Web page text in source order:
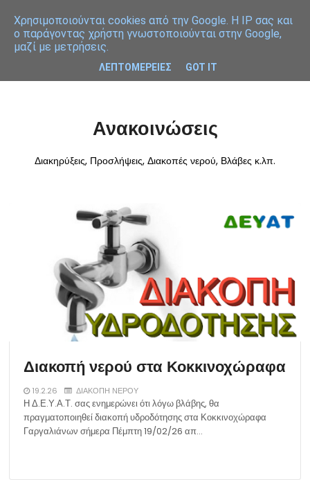
Ανακοινώσεις
Διακηρύξεις, Προσλήψεις, Διακοπές νερού, Βλάβες κ.λπ.
Διακοπή νερού στα Κοκκινοχώραφα
19.2.26 ΔΙΑΚΟΠΗ ΝΕΡΟΥ
Η Δ.Ε.Υ.Α.Τ. σας ενημερώνει ότι λόγω βλάβης, θα
πραγματοποιηθεί διακοπή υδροδότησης στα Κοκκινοχώραφα
Γαργαλιάνων σήμερα Πέμπτη 19/02/26 απ…
Χρησιμοποιoύνται cookies από την Google. Η IP σας και
ο παράγοντας χρήστη γνωστοποιούνται στην Google,
μαζί με μετρήσεις.
ΛΕΠΤΟΜΕΡΕΙΕΣ GOT IT